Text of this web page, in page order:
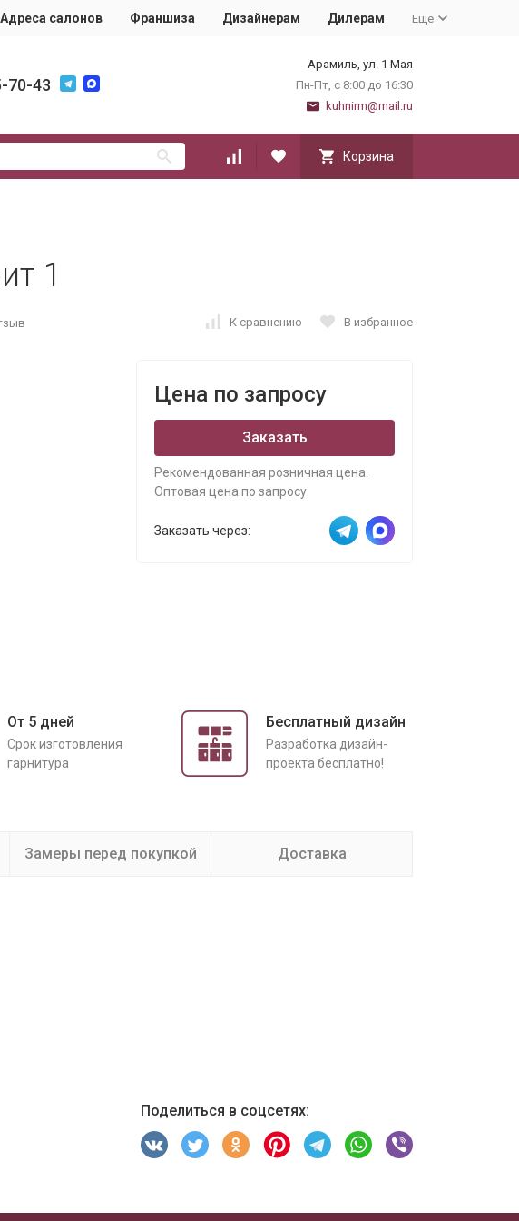
Адреса салонов Франшиза Дизайнерам Дилерам Ещё
70-43
Арамиль, ул. 1 Мая
Пн-Пт, с 8:00 до 16:30
kuhnirm@mail.ru
Корзина
1
К сравнению В избранное
Цена по запросу
Заказать
Рекомендованная розничная цена.
Оптовая цена по запросу.
Заказать через:
От 5 дней
Срок изготовления
гарнитура
Бесплатный дизайн
Разработка дизайн-
проекта бесплатно!
Замеры перед покупкой Доставка
Поделиться в соцсетях: